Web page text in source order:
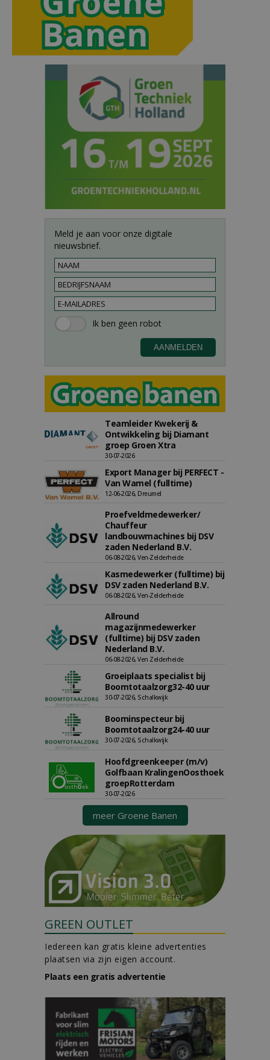
Meld je aan voor onze digitale
nieuwsbrief.
Teamleider Kwekerij &
Ontwikkeling bij Diamant
groep Groen Xtra
30-07-2026
Export Manager bij PERFECT -
Van Wamel (fulltime)
12-06-2026, Dreumel
Proefveldmedewerker/
Chauffeur
landbouwmachines bij DSV
zaden Nederland B.V.
06-08-2026, Ven-Zelderheide
Kasmedewerker (fulltime) bij
DSV zaden Nederland B.V.
06-08-2026, Ven-Zelderheide
Allround
magazijnmedewerker
(fulltime) bij DSV zaden
Nederland B.V.
06-08-2026, Ven Zelderheide
Groeiplaats specialist bij
Boomtotaalzorg32-40 uur
30-07-2026, Schalkwijk
Boominspecteur bij
Boomtotaalzorg24-40 uur
30-07-2026, Schalkwijk
Hoofdgreenkeeper (m/v)
Golfbaan KralingenOosthoek
groepRotterdam
30-07-2026
meer Groene Banen
GREEN OUTLET
Iedereen kan gratis kleine advertenties
plaatsen via zijn eigen account.
Plaats een gratis advertentie